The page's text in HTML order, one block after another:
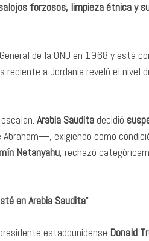
forzosos, limpieza étnica y
de la ONU en 1968 y está
reciente a Jordania reveló el nivel
Arabia Sauditadecidió
exigiendo como
Netanyahu, rechazó
en Arabia Saudita”.
estadounidense Donald